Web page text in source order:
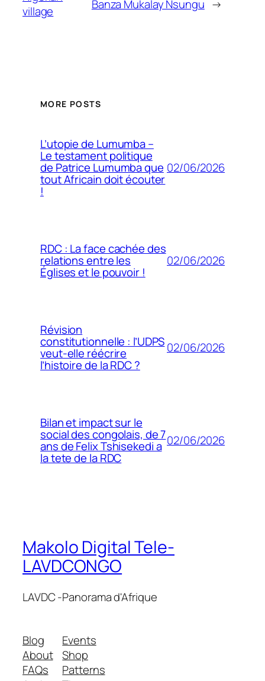
village
Banza Mukalay Nsungu →
MORE POSTS
L’utopie de Lumumba –
Le testament politique
de Patrice Lumumba que
tout Africain doit écouter
!
02/06/2026
RDC : La face cachée des
relations entre les
Églises et le pouvoir !
02/06/2026
Révision
constitutionnelle : l’UDPS
veut-elle réécrire
l’histoire de la RDC ?
02/06/2026
Bilan et impact sur le
social des congolais, de 7
ans de Felix Tshisekedi a
la tete de la RDC
02/06/2026
Makolo Digital Tele-
LAVDCONGO
LAVDC -Panorama d'Afrique
Blog
About
FAQs
Events
Shop
Patterns